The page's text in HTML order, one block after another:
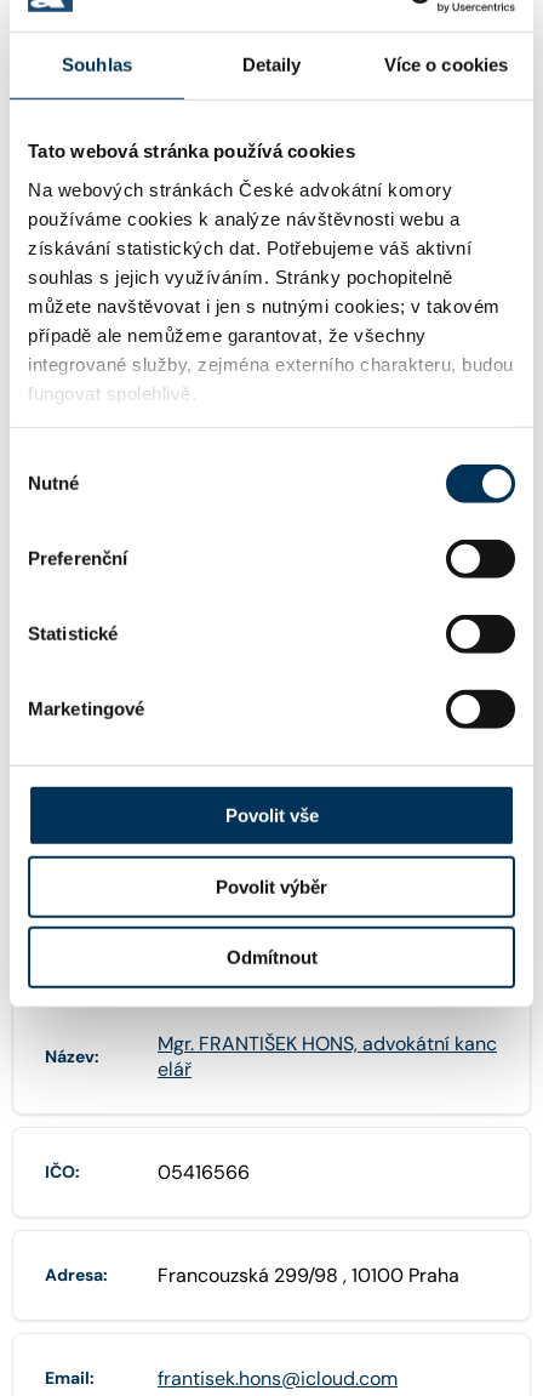
Souhlas Detaily Více o cookies
Tato webová stránka používá cookies
Na webových stránkách České advokátní komory
používáme cookies k analýze návštěvnosti webu a
získávání statistických dat. Potřebujeme váš aktivní
souhlas s jejich využíváním. Stránky pochopitelně
můžete navštěvovat i jen s nutnými cookies; v takovém
případě ale nemůžeme garantovat, že všechny
integrované služby, zejména externího charakteru, budou
fungovat spolehlivě.
souhlasu
Nutné
Preferenční
Statistické
Marketingové
Povolit vše
Povolit výběr
Odmítnout
16 obchodní právo
17 obchodní společnosti, družstva
33 rodinné právo, výchova, výživné
37 výkon rozhodnutí, exekuce
Telefon: +420777955338
Název:
Mgr. FRANTIŠEK HONS, advokátní kanc
elář
IČO: 05416566
Adresa: Francouzská 299/98 , 10100 Praha
Email: frantisek.hons@icloud.com